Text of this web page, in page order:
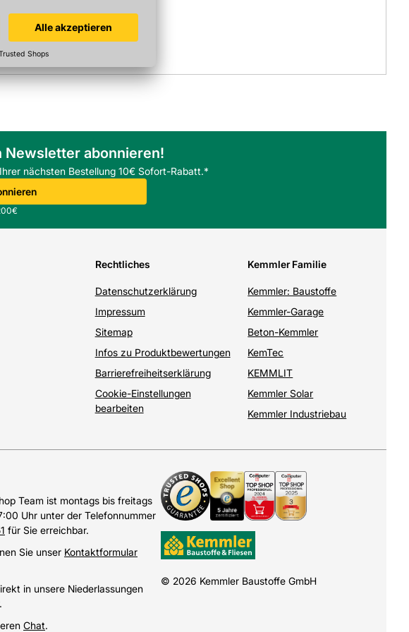
Newsletter abonnieren!
nächsten Bestellung 10€ Sofort-Rabatt.*
Rechtliches
Datenschutzerklärung
Impressum
Sitemap
Infos zu Produktbewertungen
Barrierefreiheitserklärung
Cookie-Einstellungen
bearbeiten
Kemmler Familie
Kemmler: Baustoffe
Kemmler-Garage
Beton-Kemmler
KemTec
KEMMLIT
Kemmler Solar
Kemmler Industriebau
Team ist montags bis freitags
Uhr unter der Telefonnummer
für Sie erreichbar.
Sie unser Kontaktformular
in unsere Niederlassungen
.
Chat.
© 2026 Kemmler Baustoffe GmbH